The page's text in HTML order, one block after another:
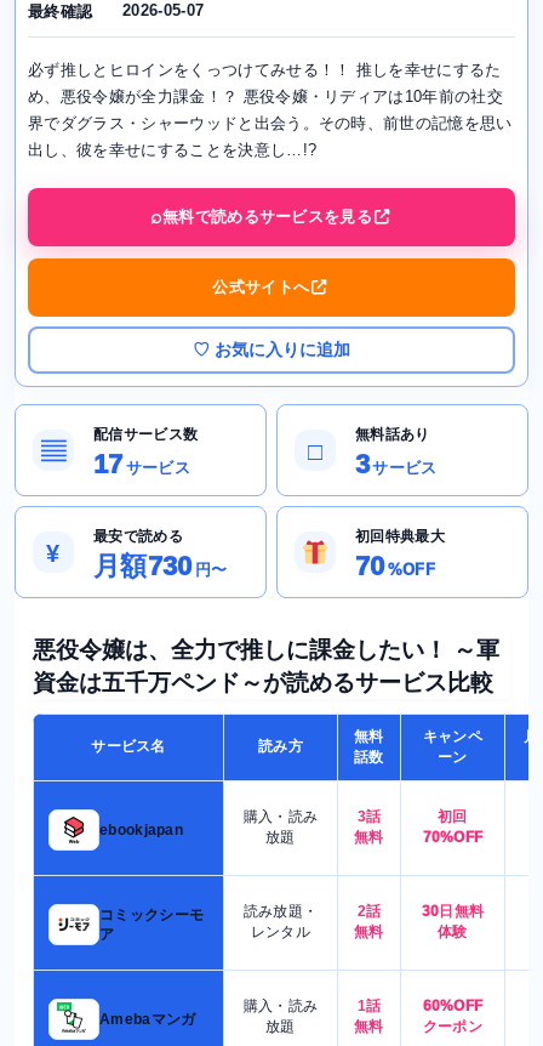
最終確認 2026-05-07
必ず推しとヒロインをくっつけてみせる！！ 推しを幸せにするた
め、悪役令嬢が全力課金！？ 悪役令嬢・リディアは10年前の社交
界でダグラス・シャーウッドと出会う。その時、前世の記憶を思い
出し、彼を幸せにすることを決意し…!?
無料で読めるサービスを見る
公式サイトへ
♡ お気に入りに追加
▤
配信サービス数
17サービス
□
無料話あり
3サービス
¥
最安で読める
月額730 円〜
初回特典最大
70%OFF
悪役令嬢は、全力で推しに課金したい！ ～軍
資金は五千万ペンド～が読めるサービス比較
サービス名 読み方
無料
話数
キャンペ
ーン
月
ebookjapan
購入・読み
放題
3話
無料
初回
70%OFF
コミックシーモ
ア
読み放題・
レンタル
2話
無料
30日無料
体験
Amebaマンガ
購入・読み
放題
1話
無料
60%OFF
クーポン